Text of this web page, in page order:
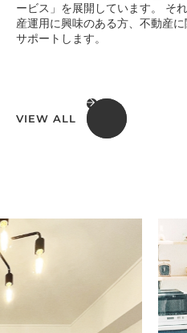
ービス」を展開しています。 そ
産運用に興味のある方、不動産
サポートします。
VIEW ALL